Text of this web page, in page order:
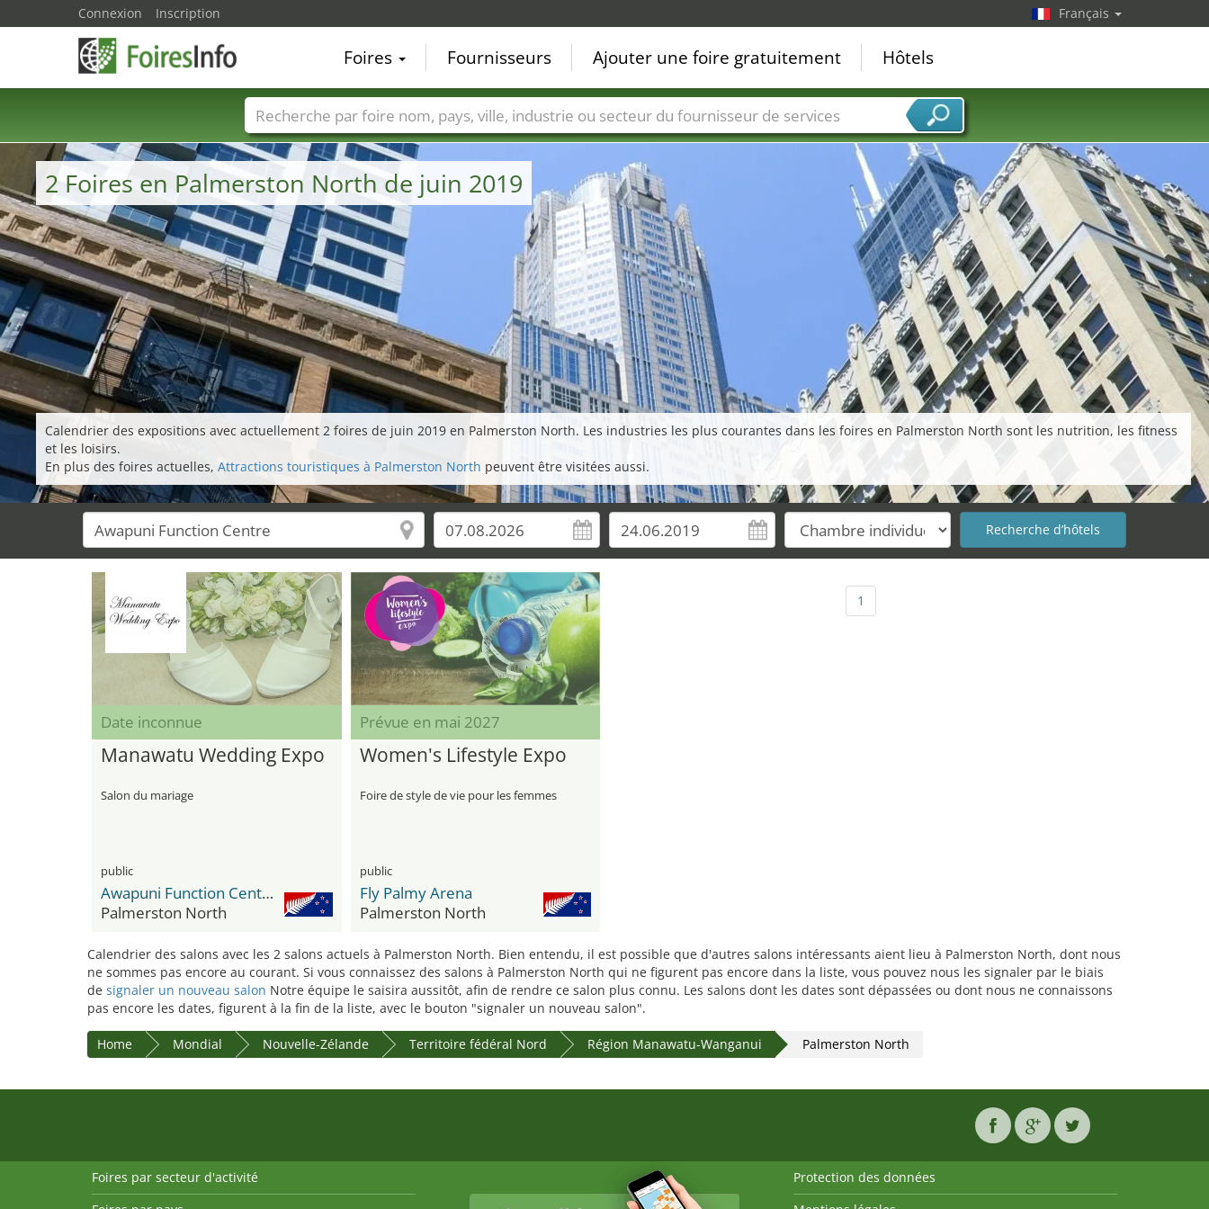
2 Foires en Palmerston North de juin 2019
Calendrier des expositions avec actuellement 2 foires de juin 2019 en Palmerston North. Les industries les plus courantes dans les foires en Palmerston North sont les nutrition, les fitness
et les loisirs.
En plus des foires actuelles, Attractions touristiques à Palmerston North peuvent être visitées aussi.
Date inconnue
Manawatu Wedding Expo
Salon du mariage
public
Awapuni Function Centre
Palmerston North
Prévue en mai 2027
Women's Lifestyle Expo
Foire de style de vie pour les femmes
public
Fly Palmy Arena
Palmerston North
1
Calendrier des salons avec les 2 salons actuels à Palmerston North. Bien entendu, il est possible que d'autres salons intéressants aient lieu à Palmerston North, dont nous
ne sommes pas encore au courant. Si vous connaissez des salons à Palmerston North qui ne figurent pas encore dans la liste, vous pouvez nous les signaler par le biais
de signaler un nouveau salon Notre équipe le saisira aussitôt, afin de rendre ce salon plus connu. Les salons dont les dates sont dépassées ou dont nous ne connaissons
pas encore les dates, figurent à la fin de la liste, avec le bouton "signaler un nouveau salon".
Home Mondial Nouvelle-Zélande Territoire fédéral Nord Région Manawatu-Wanganui Palmerston North
Connexion Inscription Français
Foires Fournisseurs Ajouter une foire gratuitement Hôtels
Foire noms Pays Villes Secteurs de foire Secteurs du fournisseur de services
Foires par secteur d'activité
Protection des données